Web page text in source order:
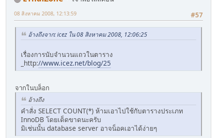
#57
08 สิงหาคม 2008, 12:13:59
อ้างถึงจาก: icez ใน 08 สิงหาคม 2008, 12:06:25
เรื่องการนับจำนวนแถวในตาราง
_http://www.icez.net/blog/25
จากในบล็อก
อ้างถึง
คำสั่ง SELECT COUNT(*) ห้ามเอาไปใช้กับตารางประเภท
InnoDB โดยเด็ดขาดนะครับ
มิเช่นนั้น database server อาจน็อคเอาได้ง่ายๆ